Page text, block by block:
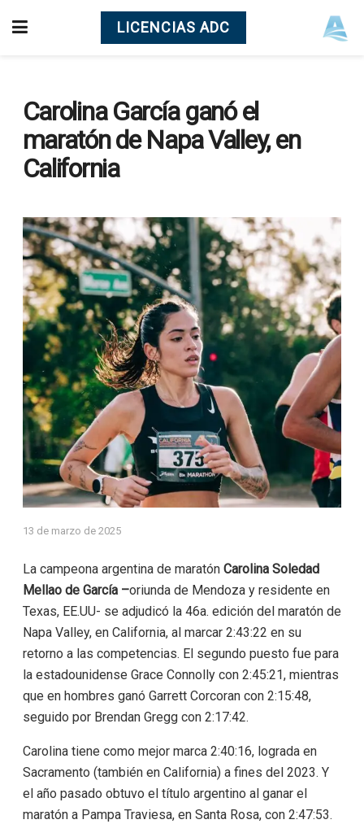
LICENCIAS ADC
Carolina García ganó el
maratón de Napa Valley, en
California
13 de marzo de 2025
La campeona argentina de maratón Carolina Soledad
Mellao de García –oriunda de Mendoza y residente en
Texas, EE.UU- se adjudicó la 46a. edición del maratón de
Napa Valley, en California, al marcar 2:43:22 en su
retorno a las competencias. El segundo puesto fue para
la estadounidense Grace Connolly con 2:45:21, mientras
que en hombres ganó Garrett Corcoran con 2:15:48,
seguido por Brendan Gregg con 2:17:42.
Carolina tiene como mejor marca 2:40:16, lograda en
Sacramento (también en California) a fines del 2023. Y
el año pasado obtuvo el título argentino al ganar el
maratón a Pampa Traviesa, en Santa Rosa, con 2:47:53.